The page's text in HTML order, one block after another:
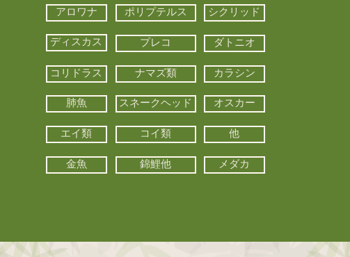
アロワナ ポリプテルス シクリッド
ディスカス プレコ ダトニオ
コリドラス ナマズ類 カラシン
肺魚 スネークヘッド オスカー
エイ類 コイ類 他
金魚 錦鯉他 メダカ